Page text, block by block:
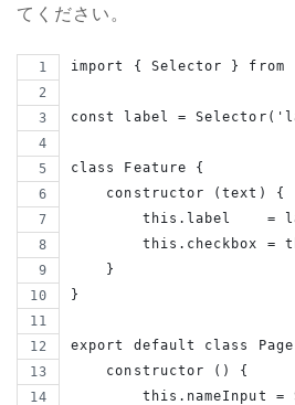
てください。
import { Selector }
const label =
class Feature {
    constructor (text) {
this.label    =
this.checkbox =
    }
}
export default class
    constructor () {
this.nameInput =